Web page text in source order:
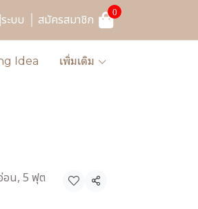
ะบบ สมัครสมาชิก 0
Idea เพิ่มเติม
อน, 5 ฟุต
แชร์